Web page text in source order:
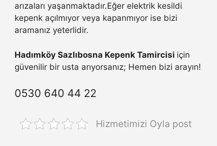
arızaları yaşanmaktadır.Eğer elektrik kesildi
kepenk açılmıyor veya kapanmıyor ise bizi
aramanız yeterlidir.
Hadımköy Sazlıbosna Kepenk Tamircisi için
güvenilir bir usta arıyorsanız; Hemen bizi arayın!
0530 640 44 22
Hizmetimizi Oyla post